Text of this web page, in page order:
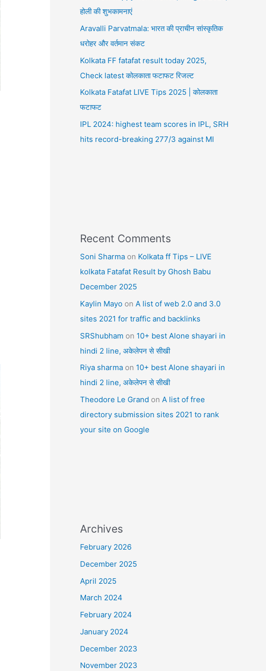
होली की शुभकामनाएं
Aravalli Parvatmala: भारत की प्राचीन सांस्कृतिक
धरोहर और वर्तमान संकट
Kolkata FF fatafat result today 2025,
Check latest कोलकाता फटाफट रिजल्ट
Kolkata Fatafat LIVE Tips 2025 | कोलकाता
फटाफट
IPL 2024: highest team scores in IPL, SRH
hits record-breaking 277/3 against MI
Recent Comments
Soni Sharma on Kolkata ff Tips – LIVE
kolkata Fatafat Result by Ghosh Babu
December 2025
Kaylin Mayo on A list of web 2.0 and 3.0
sites 2021 for traffic and backlinks
SRShubham on 10+ best Alone shayari in
hindi 2 line, अकेलेपन से सीखी
Riya sharma on 10+ best Alone shayari in
hindi 2 line, अकेलेपन से सीखी
Theodore Le Grand on A list of free
directory submission sites 2021 to rank
your site on Google
Archives
February 2026
December 2025
April 2025
March 2024
February 2024
January 2024
December 2023
November 2023